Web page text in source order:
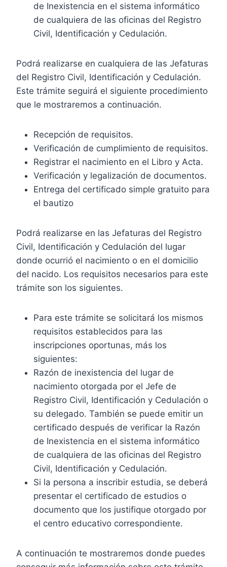
de Inexistencia en el sistema informático
de cualquiera de las oficinas del Registro
Civil, Identificación y Cedulación.
Podrá realizarse en cualquiera de las Jefaturas
del Registro Civil, Identificación y Cedulación.
Este trámite seguirá el siguiente procedimiento
que le mostraremos a continuación.
Recepción de requisitos.
Verificación de cumplimiento de requisitos.
Registrar el nacimiento en el Libro y Acta.
Verificación y legalización de documentos.
Entrega del certificado simple gratuito para
el bautizo
Podrá realizarse en las Jefaturas del Registro
Civil, Identificación y Cedulación del lugar
donde ocurrió el nacimiento o en el domicilio
del nacido. Los requisitos necesarios para este
trámite son los siguientes.
Para este trámite se solicitará los mismos
requisitos establecidos para las
inscripciones oportunas, más los
siguientes:
Razón de inexistencia del lugar de
nacimiento otorgada por el Jefe de
Registro Civil, Identificación y Cedulación o
su delegado. También se puede emitir un
certificado después de verificar la Razón
de Inexistencia en el sistema informático
de cualquiera de las oficinas del Registro
Civil, Identificación y Cedulación.
Si la persona a inscribir estudia, se deberá
presentar el certificado de estudios o
documento que los justifique otorgado por
el centro educativo correspondiente.
A continuación te mostraremos donde puedes